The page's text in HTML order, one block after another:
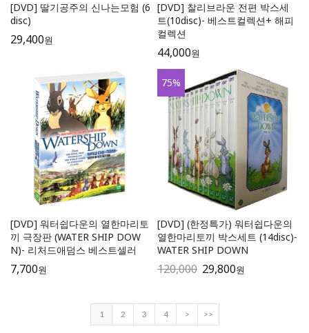
[DVD] 딸기공주의 신나는모험 (6
disc)
29,400원
[DVD] 찰리브라운 전편 박스세
트(10disc)- 베스트컬렉션+ 해피
컬렉션
44,000원
[DVD] 워터쉽다운의 열한마리토
끼 극장판 (WATER SHIP DOW
N)- 리처드애덤스 베스트셀러
7,700원
75%
[DVD] (한정특가) 워터쉽다운의
열한마리토끼 박스세트 (14disc)-
WATER SHIP DOWN
120,000 29,800원
1 2 3 4 > >>